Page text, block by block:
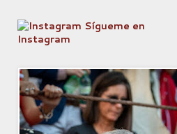
Sígueme en
Instagram